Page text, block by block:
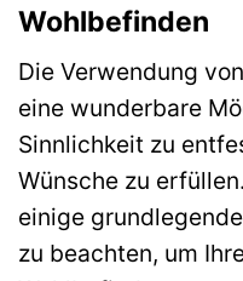
Wohlbefinden
Die Verwendung
eine wunderbare
Sinnlichkeit zu
Wünsche zu
einige
zu beachten, um